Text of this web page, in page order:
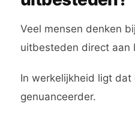
Veel mensen denken
uitbesteden direct aan
In werkelijkheid ligt dat
genuanceerder.